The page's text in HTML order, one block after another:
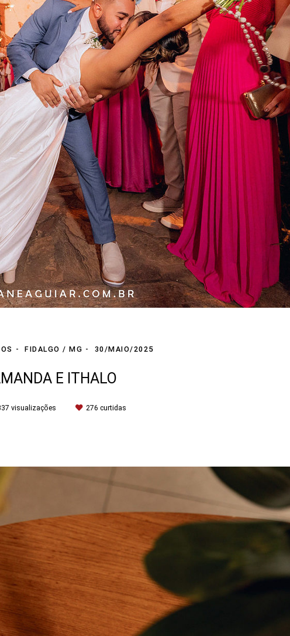
FIDALGO / MG 30/MAIO/2025
E ITHALO
visualizações 276 curtidas